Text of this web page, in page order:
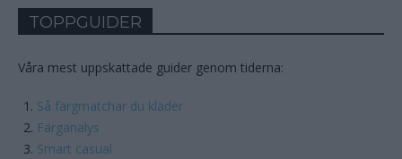
TOPPGUIDER
Våra mest uppskattade guider genom tiderna:
Så färgmatchar du kläder
Färganalys
Smart casual